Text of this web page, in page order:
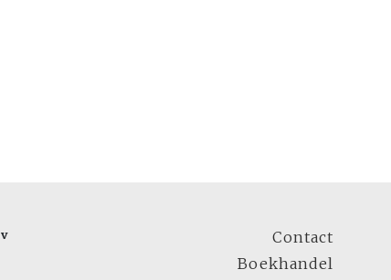
Contact
Boekhandel